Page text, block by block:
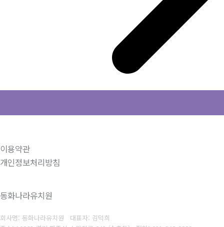
이용약관
개인정보처리방침
동화나라유치원
회사명: 동화나라유치원 대표자: 김덕희